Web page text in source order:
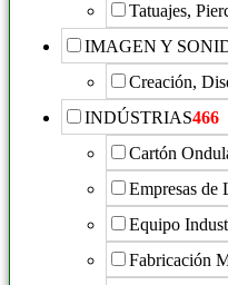
Tatuajes,
IMAGEN Y
Creación,
INDÚSTRIAS466
Cartón
Empresas de
Equipo
Fabricación